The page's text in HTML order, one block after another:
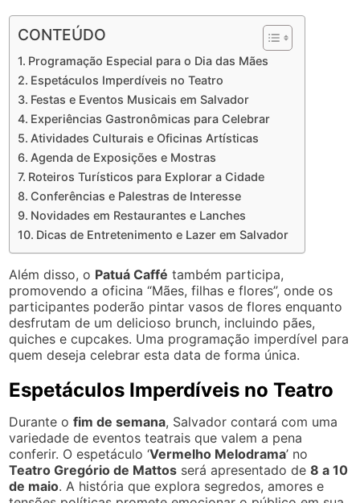
CONTEÚDO
Programação Especial para o Dia das Mães
Espetáculos Imperdíveis no Teatro
Festas e Eventos Musicais em Salvador
Experiências Gastronômicas para Celebrar
Atividades Culturais e Oficinas Artísticas
Agenda de Exposições e Mostras
Roteiros Turísticos para Explorar a Cidade
Conferências e Palestras de Interesse
Novidades em Restaurantes e Lanches
Dicas de Entretenimento e Lazer em Salvador
Além disso, o Patuá Caffé também participa,
promovendo a oficina “Mães, filhas e flores”, onde os
participantes poderão pintar vasos de flores enquanto
desfrutam de um delicioso brunch, incluindo pães,
quiches e cupcakes. Uma programação imperdível para
quem deseja celebrar esta data de forma única.
Espetáculos Imperdíveis no Teatro
Durante ofim de semana, Salvador contará com uma
variedade de eventos teatrais que valem a pena
conferir. O espetáculo ‘Vermelho Melodrama’ no
Teatro Gregório de Mattos será apresentado de8 a 10
de maio. A história que explora segredos, amores e